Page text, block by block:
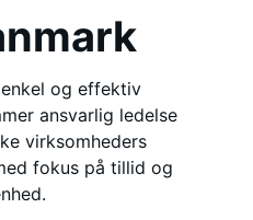
og effektiv
ansvarlig ledelse
virksomheders
fokus på tillid og